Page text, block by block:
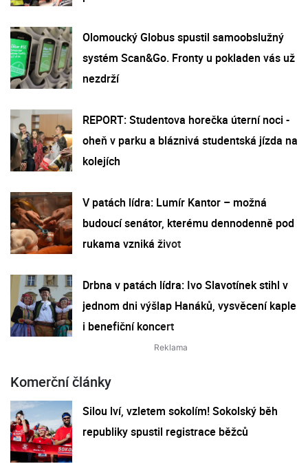
Olomoucký Globus spustil samoobslužný
systém Scan&Go. Fronty u pokladen vás už
nezdrží
REPORT: Studentova horečka úterní noci -
oheň v parku a bláznivá studentská jízda na
kolejích
V patách lídra: Lumír Kantor – možná
budoucí senátor, kterému dennodenně pod
rukama vzniká život
Drbna v patách lídra: Ivo Slavotínek stihl v
jednom dni výšlap Hanáků, vysvěcení kaple
i benefiční koncert
Komerční články
Silou lví, vzletem sokolím! Sokolský běh
republiky spustil registrace běžců